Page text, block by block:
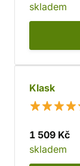
skladem
Klask
1 509 Kč
skladem